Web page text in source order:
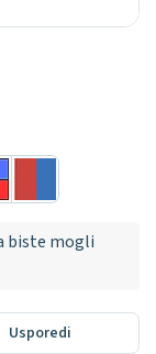
biste mogli
Usporedi